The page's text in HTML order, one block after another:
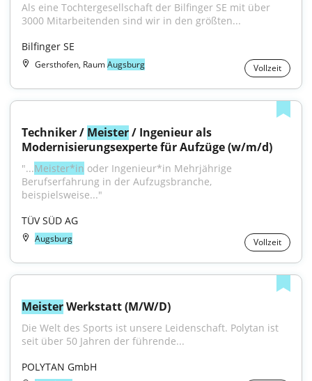
Als eine Tochtergesellschaft der Bilfinger SE mit über
3000 Mitarbeitenden sind wir in den größten...
Bilfinger SE
Gersthofen, RaumAugsburg Vollzeit
Techniker / Meister / Ingenieur als
Modernisierungsexperte für Aufzüge (w/m/d)
"...Meister*in oder Ingenieur*in Mehrjährige
Berufserfahrung in der Aufzugsbranche,
beispielsweise..."
TÜV SÜD AG
Augsburg Vollzeit
Meister Werkstatt (M/W/D)
Die Welt des Sports ist unsere Leidenschaft. Polytan ist
seit über 50 Jahren der führende...
POLYTAN GmbH